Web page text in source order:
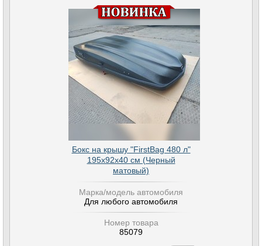
Бокс на крышу "FirstBag 480 л"
195х92х40 см (Черный
матовый)
Марка/модель автомобиля
Для любого автомобиля
Номер товара
85079